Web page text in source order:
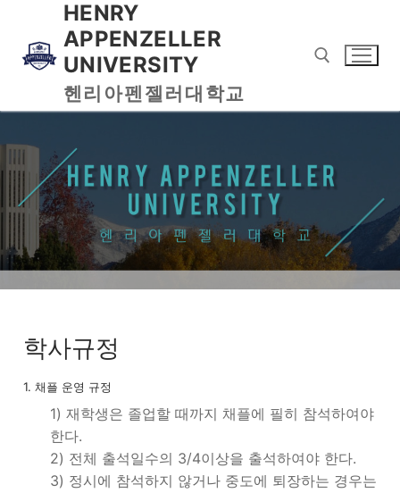
HENRY
APPENZELLER
UNIVERSITY
헨리아펜젤러대학교
학사규정
1. 채플 운영 규정
1) 재학생은 졸업할 때까지 채플에 필히 참석하여야
한다.
2) 전체 출석일수의 3/4이상을 출석하여야 한다.
3) 정시에 참석하지 않거나 중도에 퇴장하는 경우는